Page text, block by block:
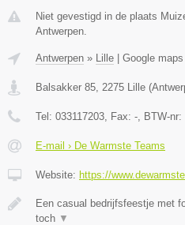
Niet gevestigd in de plaats
Antwerpen.
Antwerpen » Lille Google maps
Balsakker 85, 2275 Lille (
Tel: 033117203, Fax: -, BTW-nr:
E-mail › De Warmste Teams
Website: https://
Een casual bedrijfsfeestje met
toch ▼